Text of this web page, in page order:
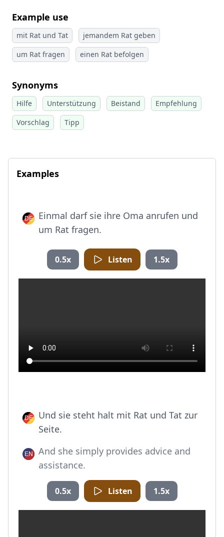
Example use
mit Rat und Tat
jemandem Rat geben
um Rat fragen
einen Rat befolgen
Synonyms
Hilfe Unterstützung Beistand
Empfehlung
Vorschlag
Tipp
Examples
Einmal darf sie ihre Oma anrufen und
um Rat fragen.
0.5x Listen 1.5x
Und sie steht halt mit Rat und Tat zur
Seite.
And she simply provides advice and
assistance.
0.5x Listen 1.5x